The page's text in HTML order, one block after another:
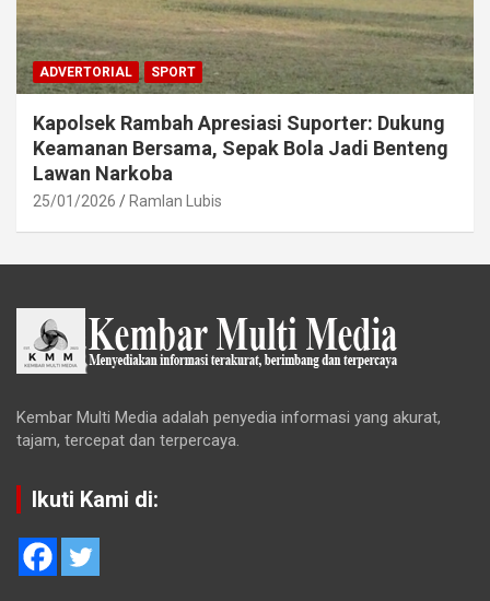
ADVERTORIAL SPORT
Kapolsek Rambah Apresiasi Suporter: Dukung
Keamanan Bersama, Sepak Bola Jadi Benteng
Lawan Narkoba
25/01/2026 Ramlan Lubis
Kembar Multi Media adalah penyedia informasi yang akurat,
tajam, tercepat dan terpercaya.
Ikuti Kami di: